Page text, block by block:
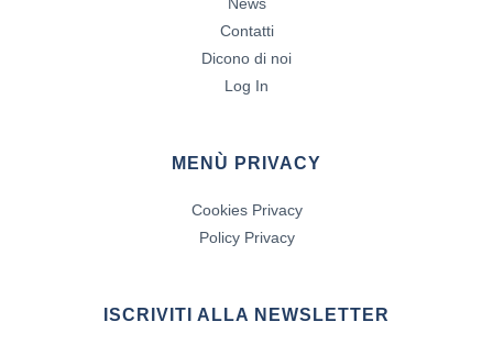
Contatti
Dicono di noi
Log In
MENÙ PRIVACY
Cookies Privacy
Policy Privacy
ISCRIVITI ALLA NEWSLETTER